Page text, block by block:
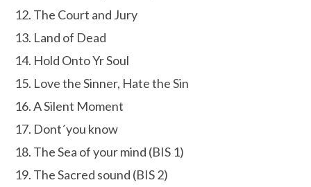
The Court and Jury
Land of Dead
Hold Onto Yr Soul
Love the Sinner, Hate the Sin
A Silent Moment
Dont´you know
The Sea of your mind (BIS 1)
The Sacred sound (BIS 2)